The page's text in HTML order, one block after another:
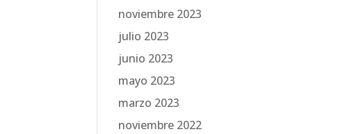
noviembre 2023
julio 2023
junio 2023
mayo 2023
marzo 2023
noviembre 2022